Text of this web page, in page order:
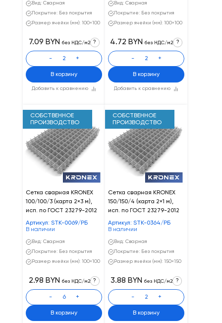
Вид: Сварная
Покрытие: Без покрытия
Размер ячейки (мм): 100×100
Добавить к сравнению
7.09 BYN без НДС/м2 ?
- +
В корзину
Вид: Сварная
Покрытие: Без покрытия
Размер ячейки (мм): 100×100
Добавить к сравнению
4.72 BYN без НДС/м2 ?
- +
В корзину
СОБСТВЕННОЕ
ПРОИЗВОДСТВО
Сетка сварная KRONEX
100/100/3 (карта 2×3 м),
исп. по ГОСТ 23279-2012
Артикул: STK-0069/РБ
В наличии
Вид: Сварная
Покрытие: Без покрытия
Размер ячейки (мм): 100×100
2.98 BYN без НДС/м2 ?
- +
В корзину
СОБСТВЕННОЕ
ПРОИЗВОДСТВО
Сетка сварная KRONEX
150/150/4 (карта 2×1 м),
исп. по ГОСТ 23279-2012
Артикул: STK-0364/РБ
В наличии
Вид: Сварная
Покрытие: Без покрытия
Размер ячейки (мм): 150×150
3.88 BYN без НДС/м2 ?
- +
В корзину